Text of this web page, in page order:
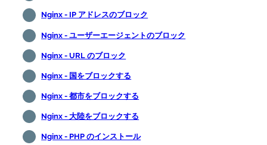
Nginx - IP アドレスのブロック
Nginx - ユーザーエージェントのブロック
Nginx - URL のブロック
Nginx - 国をブロックする
Nginx - 都市をブロックする
Nginx - 大陸をブロックする
Nginx - PHP のインストール